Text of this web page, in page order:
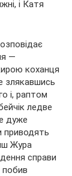
і Катя
—
коханця
злякавшись
і, раптом
ледве
дуже
приводять
Жура
справи
побив